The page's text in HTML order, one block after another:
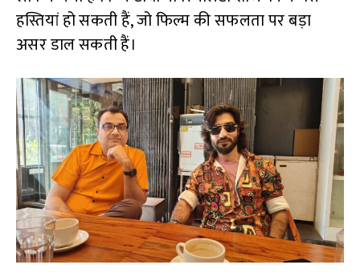
हस्तियां हो सकती हैं, जो फिल्म की सफलता पर बड़ा
असर डाल सकती हैं।